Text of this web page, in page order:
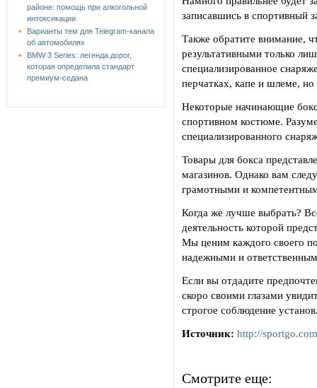
районе: помощь при алкогольной
интоксикации
Варианты тем для Telegram-канала
об автомобилях
BMW 3 Series: легенда дорог,
которая определила стандарт
премиум-седана
записавшись в спортивный
Также обратите внимание,
результативными только
специализированное
перчатках, капе и шлеме,
Некоторые начинающие
спортивном костюме.
специализированного
Товары для бокса
магазинов. Однако вам
грамотными и
Когда же лучше выбрать?
деятельность которой
Мы ценим каждого своего
надежными и
Если вы отдадите
скоро своими глазами
строгое соблюдение
Источник: http://
Смотрите еще: